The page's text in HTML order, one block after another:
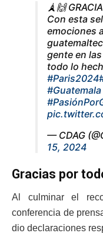
🗼🙌
Con esta
emociones
gente en
todo lo
#Paris2024
#Guatemala
— CDAG
15, 2024
Gracias por
Al culminar el
conferencia de
dio declaraciones